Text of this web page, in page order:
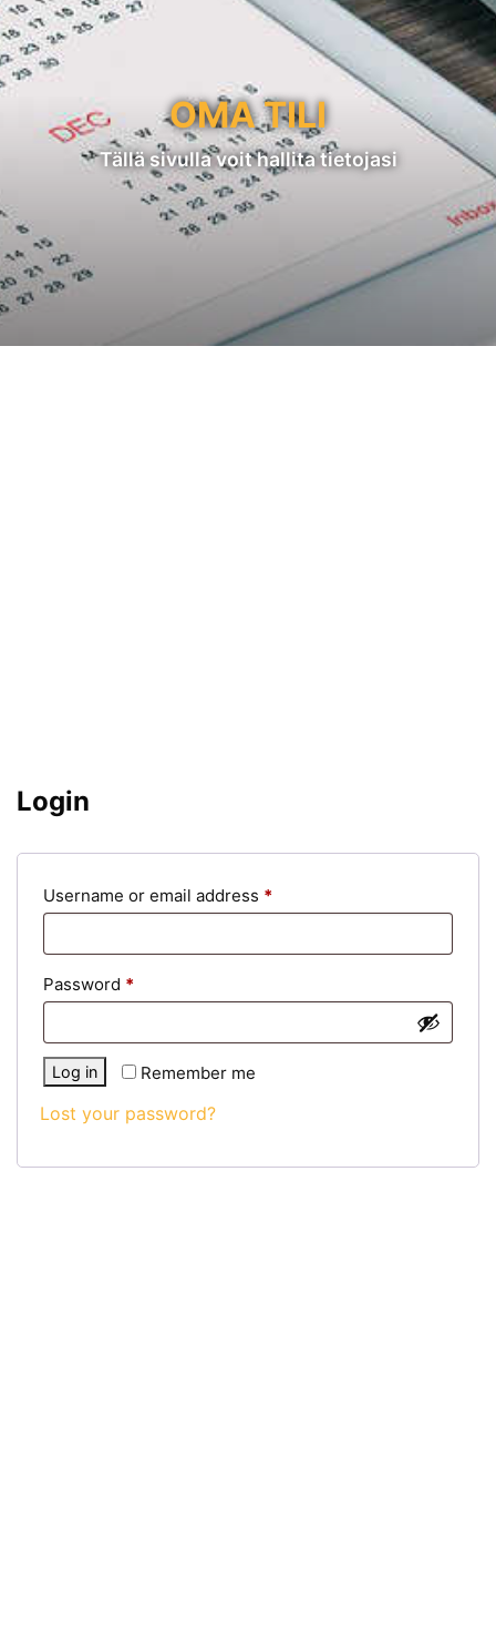
OMA TILI
Tällä sivulla voit hallita tietojasi
Login
Username or email address *
Password *
Remember me
Log in
Lost your password?